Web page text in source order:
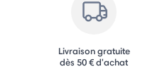
Livraison gratuite
dès 50 € d'achat